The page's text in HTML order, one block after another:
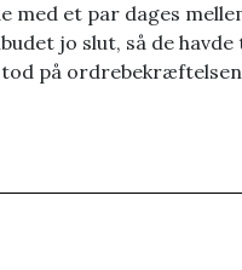
med et par dages
jo slut, så de
på